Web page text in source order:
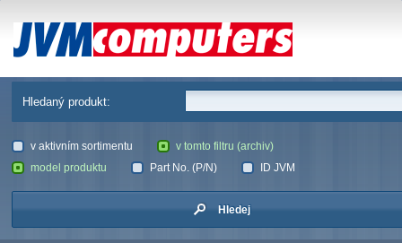
JVM Computers
Hledaný produkt:
v aktivním sortimentu
v tomto filtru (archiv)
model produktu
Part No. (P/N) ID JVM
Hledej